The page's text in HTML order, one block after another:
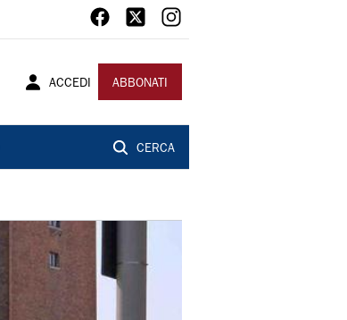
ACCEDI ABBONATI
CERCA